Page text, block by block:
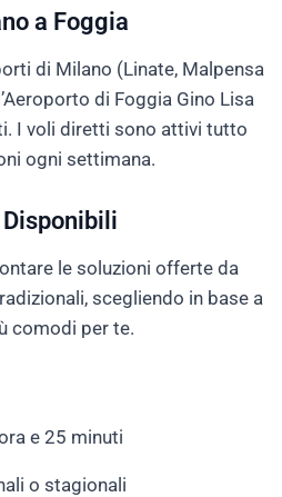
a Foggia
di Milano (Linate, Malpensa
di Foggia Gino Lisa
I voli diretti sono attivi tutto
ogni settimana.
le soluzioni offerte da
scegliendo in base a
comodi per te.
e 25 minuti
o stagionali